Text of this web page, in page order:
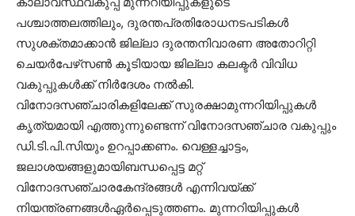
പശ്ചാത്തലത്തിലും, ദുരന്തപ്രതിരോധനടപടികള്‍
സുശക്തമാക്കാന്‍ ജില്ലാ ദുരന്തനിവാരണ അതോറിറ്റി
ചെയര്‍പേഴ്‌സണ്‍ കൂടിയായ ജില്ലാ കലക്ടര്‍ വിവിധ
വകുപ്പുകള്‍ക്ക് നിര്‍ദേശം നല്‍കി.
വിനോദസഞ്ചാരികളിലേക്ക് സുരക്ഷാമുന്നറിയിപ്പുകള്‍
കൃത്യമായി എത്തുന്നുണ്ടെന്ന് വിനോദസഞ്ചാര വകുപ്പും
ഡി.ടി.പി.സിയും ഉറപ്പാക്കണം. വെള്ളച്ചാട്ടം,
ജലാശയങ്ങളുമായിബന്ധപ്പെട്ട മറ്റ്
വിനോദസഞ്ചാരകേന്ദ്രങ്ങള്‍ എന്നിവയ്ക്ക്
നിയന്ത്രണങ്ങള്‍ഏര്‍പ്പെടുത്തണം. മുന്നറിയിപ്പുകള്‍